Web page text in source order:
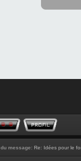
message: Re: Idées pour le